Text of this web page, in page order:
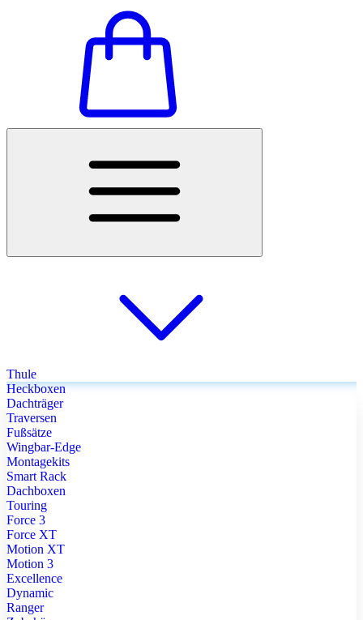
Thule
Heckboxen
Dachträger
Traversen
Fußsätze
Wingbar-Edge
Montagekits
Smart Rack
Dachboxen
Touring
Force 3
Force XT
Motion XT
Motion 3
Excellence
Dynamic
Ranger